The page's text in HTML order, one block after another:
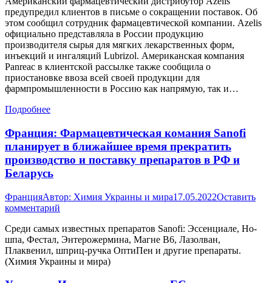
предупредил клиентов в письме о сокращении поставок. Об
этом сообщил сотрудник фармацевтической компании. Azelis
официально представляла в России продукцию
производителя сырья для мягких лекарственных форм,
инъекций и ингаляций Lubrizol. Американская компания
Panreac в клиентской рассылке также сообщила о
приостановке ввоза всей своей продукции для
фармпромышленности в Россию как напрямую, так и…
Подробнее
Франция: Фармацевтическая комания Sanofi
планирует в ближайшее время прекратить
производство и поставку препаратов в РФ и
Беларусь
ФранцияАвтор: Химия Украины и мира17.05.2022Оставить
комментарий
Среди самых известных препаратов Sanofi: Эссенциале, Но-
шпа, Фестал, Энтерожермина, Магне В6, Лазолван,
Плаквенил, шприц-ручка ОптиПен и другие препараты.
(Химия Украины и мира)